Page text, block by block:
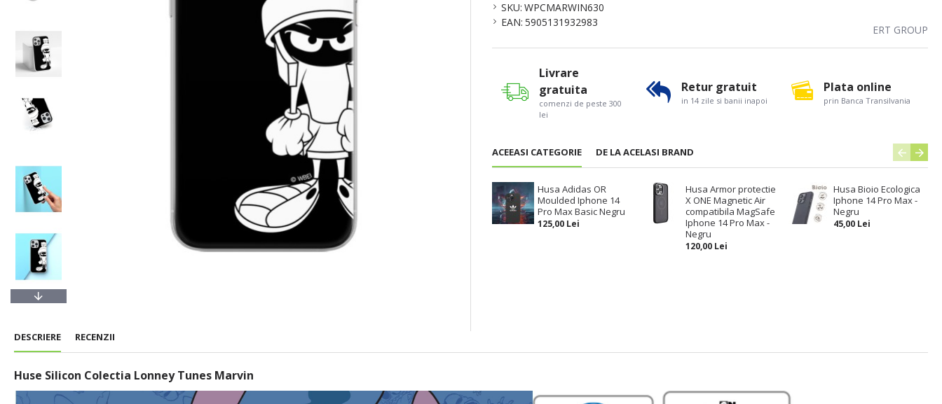
SKU: WPCMARWIN630
EAN: 5905131932983
ERT GROUP
ACEEASI CATEGORIE DE LA ACELASI BRAND
Husa Adidas OR
Moulded Iphone 14
Pro Max Basic Negru
125,00 Lei
Husa Armor protectie
X ONE Magnetic Air
compatibila MagSafe
Iphone 14 Pro Max -
Negru
120,00 Lei
Husa Bioio Ecologica
Iphone 14 Pro Max -
Negru
45,00 Lei
Livrare
gratuita
comenzi de peste 300
lei
Retur gratuit
in 14 zile si banii inapoi
Plata online
prin Banca Transilvania
DESCRIERE RECENZII
Huse Silicon Colectia Lonney Tunes Marvin